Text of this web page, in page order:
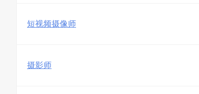
短视频摄像师
摄影师